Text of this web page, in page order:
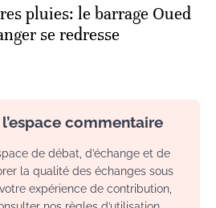
pluies: le barrage Oued
se redresse
commentaire
de débat, d’échange et de
la qualité des échanges sous
expérience de contribution,